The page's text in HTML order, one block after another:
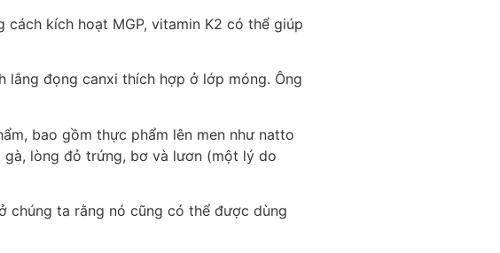
kích hoạt MGP, vitamin K2 có thể giúp
lắng đọng canxi thích hợp ở lớp móng. Ông
bao gồm thực phẩm lên men như natto
lòng đỏ trứng, bơ và lươn (một lý do
chúng ta rằng nó cũng có thể được dùng